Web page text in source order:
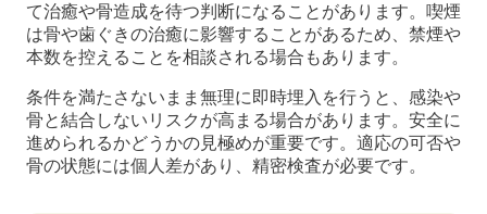
て治癒や骨造成を待つ判断になることがあります。喫煙
は骨や歯ぐきの治癒に影響することがあるため、禁煙や
本数を控えることを相談される場合もあります。
条件を満たさないまま無理に即時埋入を行うと、感染や
骨と結合しないリスクが高まる場合があります。安全に
進められるかどうかの見極めが重要です。適応の可否や
骨の状態には個人差があり、精密検査が必要です。